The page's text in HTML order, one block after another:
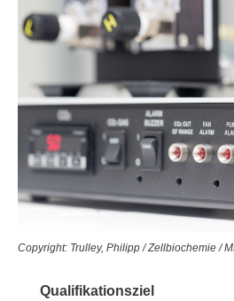
Copyright: Trulley, Philipp / Zellbiochemie /
Qualifikationsziel